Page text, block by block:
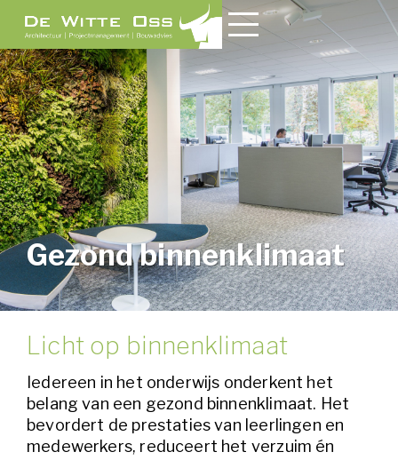
Gezond binnenklimaat
Licht op binnenklimaat
​Iedereen in het onderwijs onderkent het
belang van een gezond binnenklimaat. Het
bevordert de prestaties van leerlingen en
medewerkers, reduceert het verzuim én